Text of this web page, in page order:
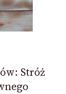
Stróż